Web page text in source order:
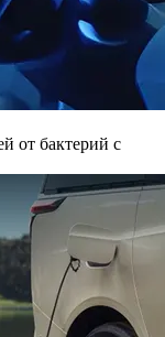
от бактерий с